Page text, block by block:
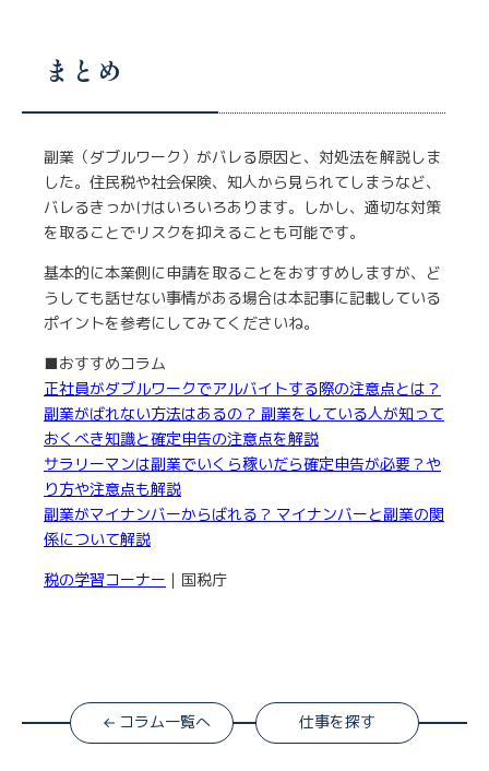
まとめ
副業（ダブルワーク）がバレる原因と、対処法を解説しま
した。住民税や社会保険、知人から見られてしまうなど、
バレるきっかけはいろいろあります。しかし、適切な対策
を取ることでリスクを抑えることも可能です。
基本的に本業側に申請を取ることをおすすめしますが、ど
うしても話せない事情がある場合は本記事に記載している
ポイントを参考にしてみてくださいね。
■おすすめコラム
正社員がダブルワークでアルバイトする際の注意点とは？
副業がばれない方法はあるの？ 副業をしている人が知って
おくべき知識と確定申告の注意点を解説
サラリーマンは副業でいくら稼いだら確定申告が必要？や
り方や注意点も解説
副業がマイナンバーからばれる？ マイナンバーと副業の関
係について解説
税の学習コーナー ｜国税庁
コラム一覧へ 仕事を探す